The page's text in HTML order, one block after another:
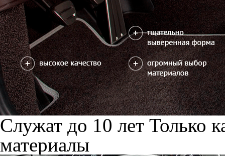
Служат до 10 лет Только
материалы